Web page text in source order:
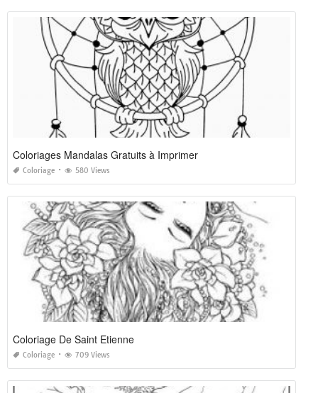
Coloriages Mandalas Gratuits à Imprimer
Coloriage 580 Views
Coloriage De Saint Etienne
Coloriage 709 Views